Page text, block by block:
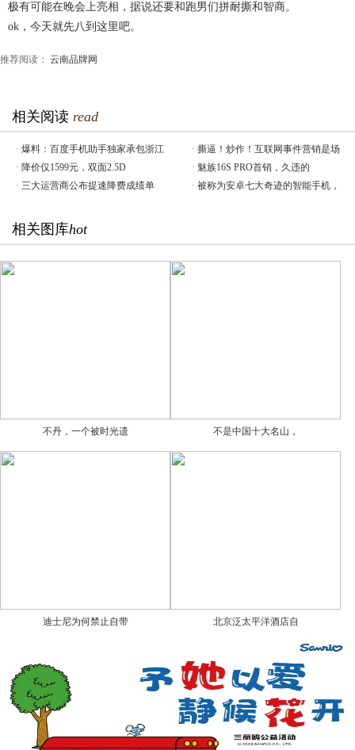
极有可能在晚会上亮相，据说还要和跑男们拼耐撕和智商。
ok，今天就先八到这里吧。
推荐阅读： 云南品牌网
相关阅读 read
· 爆料：百度手机助手独家承包浙江 · 撕逼！炒作！互联网事件营销是场
· 降价仅1599元，双面2.5D · 魅族16S PRO首销，久违的
· 三大运营商公布提速降费成绩单 · 被称为安卓七大奇迹的智能手机，
相关图库hot
不丹，一个被时光遗 不是中国十大名山，
迪士尼为何禁止自带 北京泛太平洋酒店自